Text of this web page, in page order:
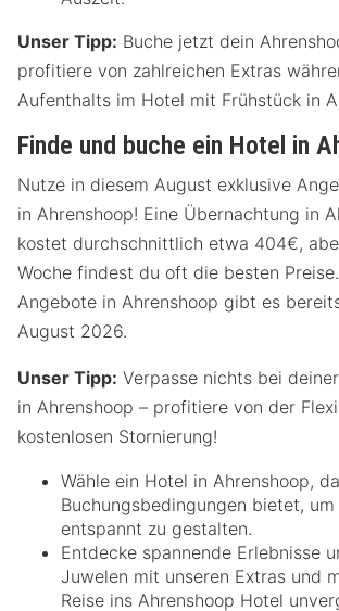
Unser Tipp: Buche jetzt dein
profitiere von zahlreichen Extras
Aufenthalts im Hotel mit Frühstück in
Finde und buche ein Hotel in
Nutze in diesem August exklusive
in Ahrenshoop! Eine Übernachtung in
kostet durchschnittlich etwa 404€,
Woche findest du oft die besten
Angebote in Ahrenshoop gibt es
August 2026.
Unser Tipp: Verpasse nichts bei
in Ahrenshoop – profitiere von der
kostenlosen Stornierung!
Wähle ein Hotel in Ahrenshoop,
Buchungsbedingungen bietet,
entspannt zu gestalten.
Entdecke spannende Erlebnisse
Juwelen mit unseren Extras und
Reise ins Ahrenshoop Hotel